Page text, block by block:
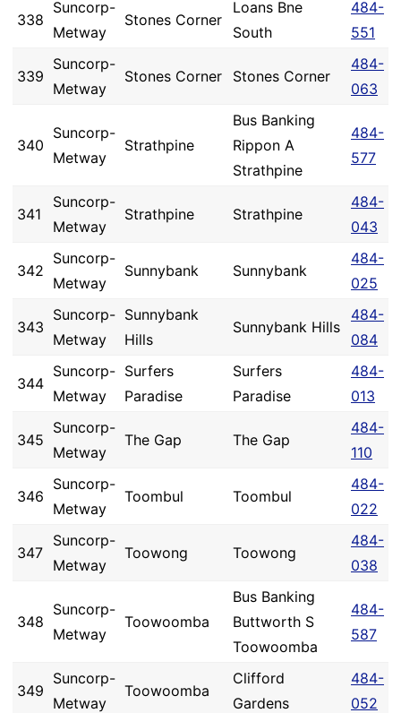
338
Suncorp-
Metway
Stones Corner
Loans Bne
South
484-
551
339
Suncorp-
Metway
Stones Corner Stones Corner
484-
063
340
Suncorp-
Metway
Strathpine
Bus Banking
Rippon A
Strathpine
484-
577
341
Suncorp-
Metway
Strathpine Strathpine
484-
043
342
Suncorp-
Metway
Sunnybank Sunnybank
484-
025
343
Suncorp-
Metway
Sunnybank
Hills
Sunnybank Hills
484-
084
344
Suncorp-
Metway
Surfers
Paradise
Surfers
Paradise
484-
013
345
Suncorp-
Metway
The Gap The Gap
484-
110
346
Suncorp-
Metway
Toombul Toombul
484-
022
347
Suncorp-
Metway
Toowong Toowong
484-
038
348
Suncorp-
Metway
Toowoomba
Bus Banking
Buttworth S
Toowoomba
484-
587
349
Suncorp-
Metway
Toowoomba
Clifford
Gardens
484-
052